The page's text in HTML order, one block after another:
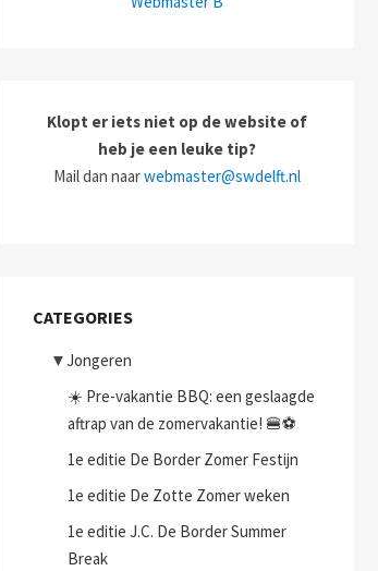
Klopt er iets niet op de website of
heb je een leuke tip?
Mail dan naarwebmaster@swdelft.nl
CATEGORIES
▼Jongeren
☀️ Pre-vakantie BBQ: een geslaagde
aftrap van de zomervakantie! 🍔⚽
1e editie De Border Zomer Festijn
1e editie De Zotte Zomer weken
1e editie J.C. De Border Summer
Break